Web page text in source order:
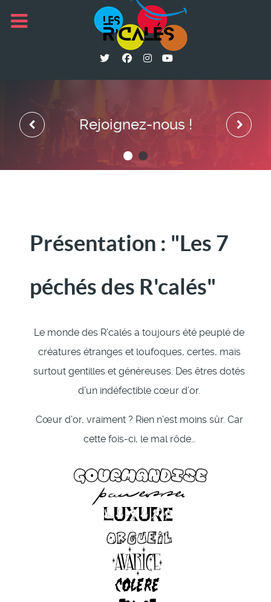
Rejoignez-nous !
Présentation : "Les 7
péchés des R'calés"
Le monde des R’calés a toujours été peuplé de
créatures étranges et loufoques, certes, mais
surtout gentilles et généreuses. Des êtres dotés
d’un indéfectible cœur d’or.
Cœur d’or, vraiment ? Rien n’est moins sûr. Car
cette fois-ci, le mal rôde…